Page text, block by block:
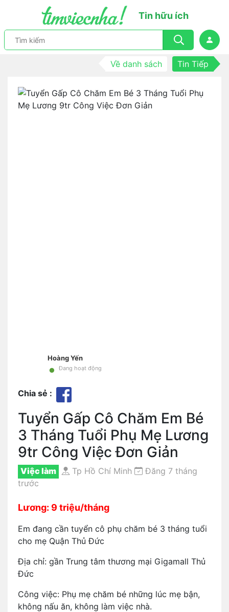
Tin hữu ích
Về danh sách Tin Tiếp
Hoàng Yến
• Đang hoạt động
Chia sẻ :
Tuyển Gấp Cô Chăm Em Bé
3 Tháng Tuổi Phụ Mẹ Lương
9tr Công Việc Đơn Giản
Việc làm Tp Hồ Chí Minh
Đăng 7 tháng
trước
Lương: 9 triệu/tháng
Em đang cần tuyển cô phụ chăm bé 3 tháng tuổi
cho mẹ Quận Thủ Đức
Địa chỉ: gần Trung tâm thương mại Gigamall Thủ
Đức
Công việc: Phụ mẹ chăm bé những lúc mẹ bận,
không nấu ăn, không làm việc nhà.